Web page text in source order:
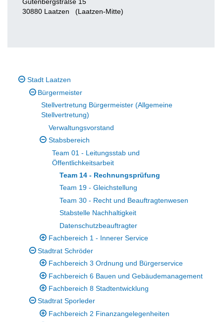
Gutenbergstraße 15
30880 Laatzen (Laatzen-Mitte)
Stadt Laatzen
Bürgermeister
Stellvertretung Bürgermeister (Allgemeine
Stellvertretung)
Verwaltungsvorstand
Stabsbereich
Team 01 - Leitungsstab und
Öffentlichkeitsarbeit
Team 14 - Rechnungsprüfung
Team 19 - Gleichstellung
Team 30 - Recht und Beauftragtenwesen
Stabstelle Nachhaltigkeit
Datenschutzbeauftragter
Fachbereich 1 - Innerer Service
Stadtrat Schröder
Fachbereich 3 Ordnung und Bürgerservice
Fachbereich 6 Bauen und Gebäudemanagement
Fachbereich 8 Stadtentwicklung
Stadtrat Sporleder
Fachbereich 2 Finanzangelegenheiten